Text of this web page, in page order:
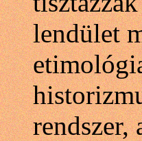
lendület
rendszer,